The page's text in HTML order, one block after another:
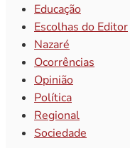
Educação
Escolhas do Editor
Nazaré
Ocorrências
Opinião
Política
Regional
Sociedade